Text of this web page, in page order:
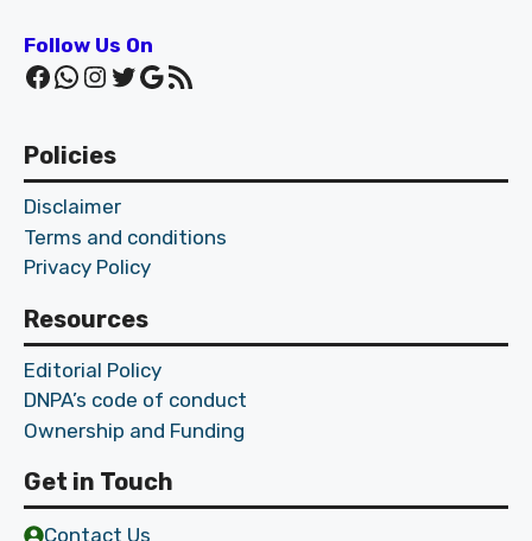
Follow Us On
Facebook WhatsApp Instagram Twitter Google RSS Feed
Policies
Disclaimer
Terms and conditions
Privacy Policy
Resources
Editorial Policy
DNPA’s code of conduct
Ownership and Funding
Get in Touch
Contact Us